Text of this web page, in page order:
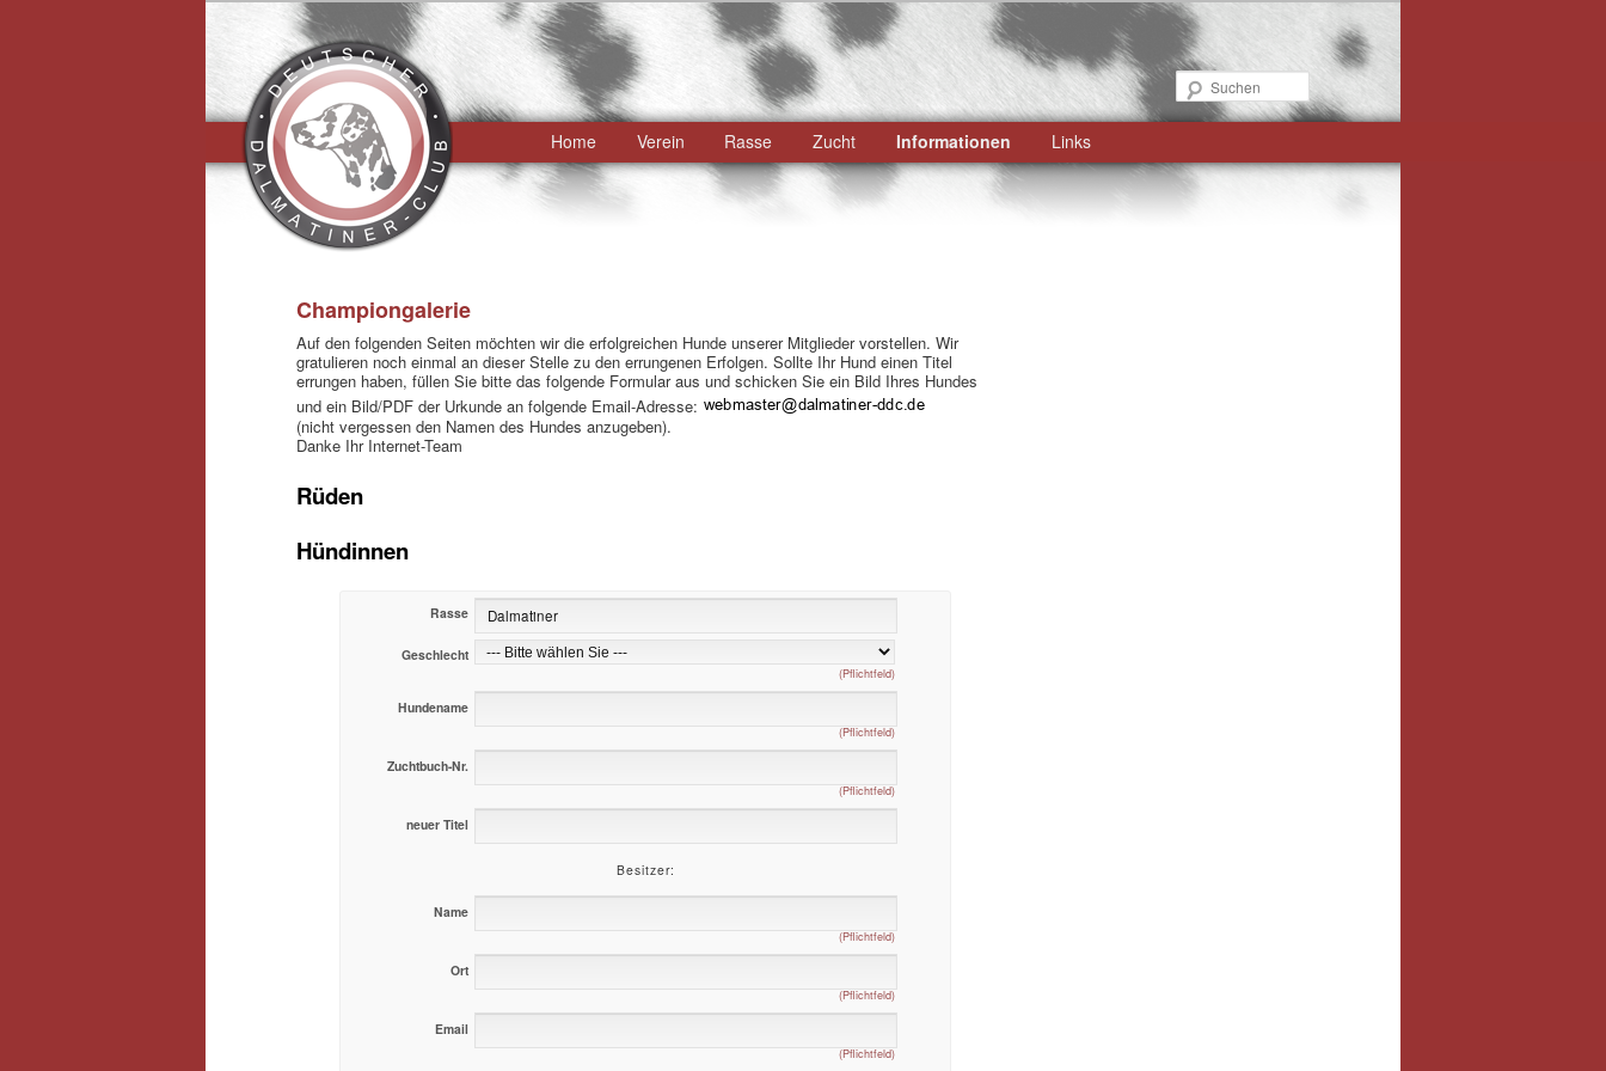
Suchen
Zum
primären
Home Verein Rasse Zucht Informationen Links
Championgalerie
Auf den folgenden Seiten möchten wir die erfolgreichen Hunde unserer Mitglieder vorstellen. Wir
gratulieren noch einmal an dieser Stelle zu den errungenen Erfolgen. Sollte Ihr Hund einen Titel
errungen haben, füllen Sie bitte das folgende Formular aus und schicken Sie ein Bild Ihres Hundes
und ein Bild/PDF der Urkunde an folgende Email-Adresse:
(nicht vergessen den Namen des Hundes anzugeben).
Danke Ihr Internet-Team
Rüden
Hündinnen
Rasse
Geschlecht
(Pflichtfeld)
Hundename
(Pflichtfeld)
Zuchtbuch-Nr.
(Pflichtfeld)
neuer Titel
Besitzer:
Name
(Pflichtfeld)
Ort
(Pflichtfeld)
Email
(Pflichtfeld)